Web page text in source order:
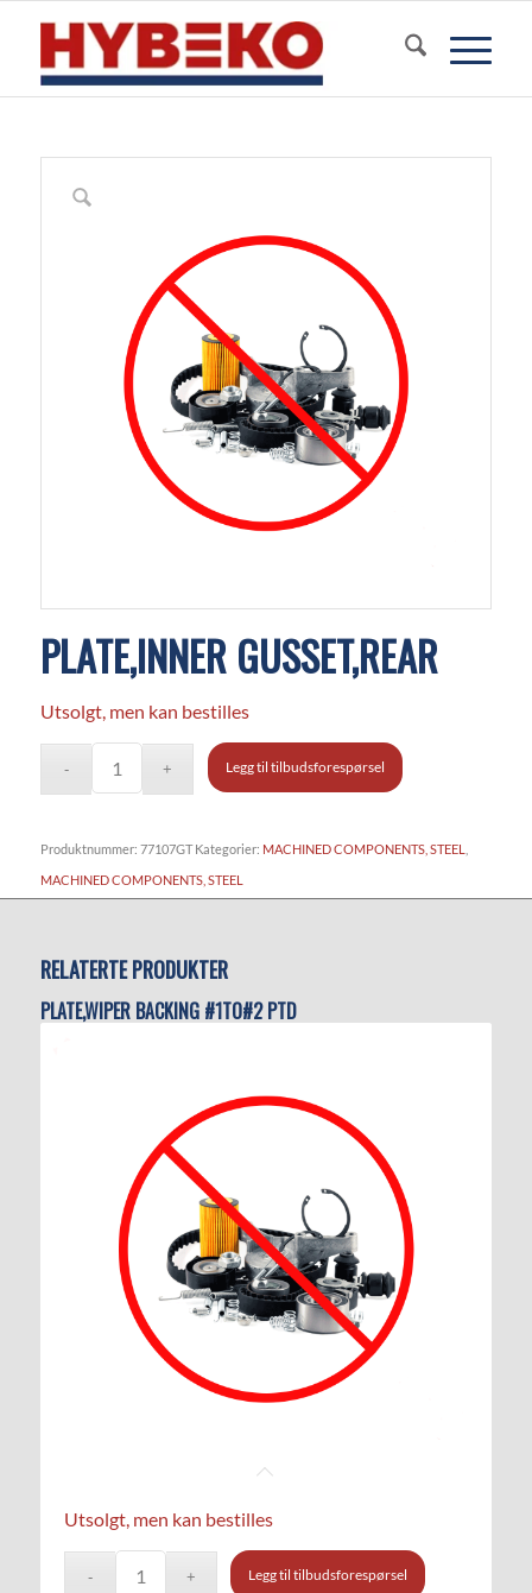
PLATE,INNER GUSSET,REAR
Utsolgt, men kan bestilles
Legg til tilbudsforespørsel
Produktnummer: 77107GT Kategorier: MACHINED COMPONENTS, STEEL
MACHINED COMPONENTS, STEEL
RELATERTE PRODUKTER
PLATE,WIPER BACKING #1TO#2 PTD
Utsolgt, men kan bestilles
Legg til tilbudsforespørsel